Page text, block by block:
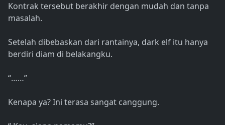
Kontrak tersebut berakhir dengan mudah dan tanpa
masalah.
Setelah dibebaskan dari rantainya, dark elf itu hanya
berdiri diam di belakangku.
“……”
Kenapa ya? Ini terasa sangat canggung.